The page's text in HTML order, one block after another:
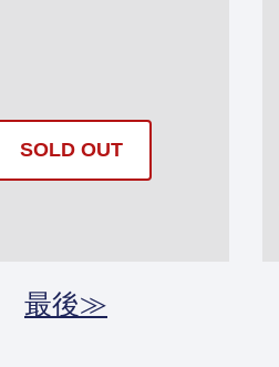
SOLD OUT
最後≫